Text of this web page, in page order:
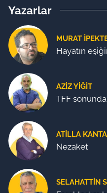
Yazarlar
MURAT
Hayatın
AZIZ YIĞIT
TFF
ATILLA
Nezaket
SELAHATTIN